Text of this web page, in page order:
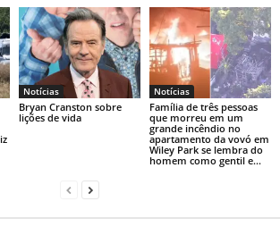
Notícias
Bryan Cranston sobre
lições de vida
Notícias
Família de três pessoas
que morreu em um
grande incêndio no
apartamento da vovó em
Wiley Park se lembra do
homem como gentil e...